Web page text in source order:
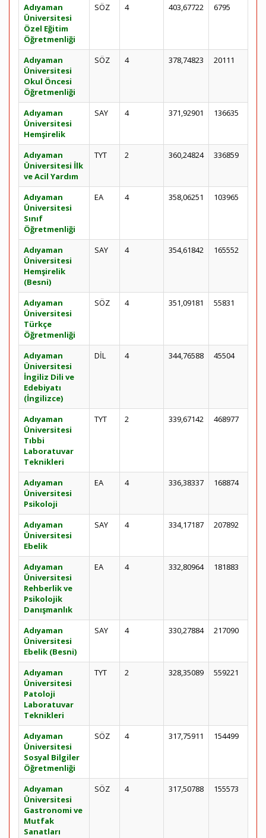
Adıyaman
Üniversitesi
Özel Eğitim
Öğretmenliği
SÖZ 4 403,67722 6795
Adıyaman
Üniversitesi
Okul Öncesi
Öğretmenliği
SÖZ 4 378,74823 20111
Adıyaman
Üniversitesi
Hemşirelik
SAY 4 371,92901 136635
Adıyaman
Üniversitesi İlk
ve Acil Yardım
TYT 2 360,24824 336859
Adıyaman
Üniversitesi
Sınıf
Öğretmenliği
EA 4 358,06251 103965
Adıyaman
Üniversitesi
Hemşirelik
(Besni)
SAY 4 354,61842 165552
Adıyaman
Üniversitesi
Türkçe
Öğretmenliği
SÖZ 4 351,09181 55831
Adıyaman
Üniversitesi
İngiliz Dili ve
Edebiyatı
(İngilizce)
DİL 4 344,76588 45504
Adıyaman
Üniversitesi
Tıbbi
Laboratuvar
Teknikleri
TYT 2 339,67142 468977
Adıyaman
Üniversitesi
Psikoloji
EA 4 336,38337 168874
Adıyaman
Üniversitesi
Ebelik
SAY 4 334,17187 207892
Adıyaman
Üniversitesi
Rehberlik ve
Psikolojik
Danışmanlık
EA 4 332,80964 181883
Adıyaman
Üniversitesi
Ebelik (Besni)
SAY 4 330,27884 217090
Adıyaman
Üniversitesi
Patoloji
Laboratuvar
Teknikleri
TYT 2 328,35089 559221
Adıyaman
Üniversitesi
Sosyal Bilgiler
Öğretmenliği
SÖZ 4 317,75911 154499
Adıyaman
Üniversitesi
Gastronomi ve
Mutfak
Sanatları
SÖZ 4 317,50788 155573